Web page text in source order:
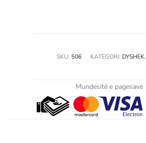
SKU: 506 KATEGORI: DYSHEK,
Mundesitë e pagesave